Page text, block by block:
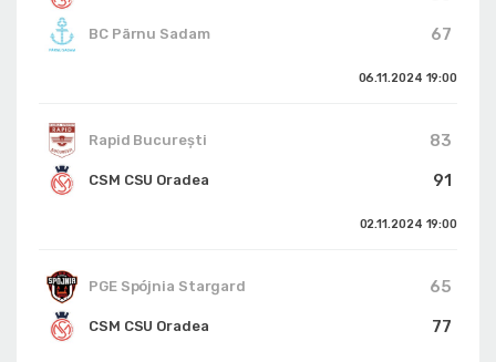
67
BC Pärnu Sadam
06.11.2024 19:00
Rapid București
83
91
CSM CSU Oradea
02.11.2024 19:00
PGE Spójnia Stargard
65
77
CSM CSU Oradea